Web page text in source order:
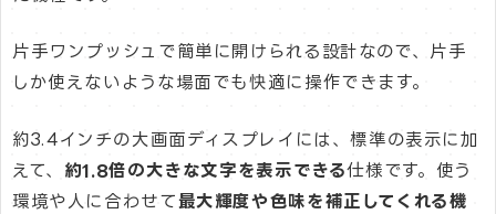
片手ワンプッシュで簡単に開けられる設計なので、片手
しか使えないような場面でも快適に操作できます。
約3.4インチの大画面ディスプレイには、標準の表示に加
えて、 約1.8倍の大きな文字を表示できる仕様です。使う
環境や人に合わせて最大輝度や色味を補正してくれる機